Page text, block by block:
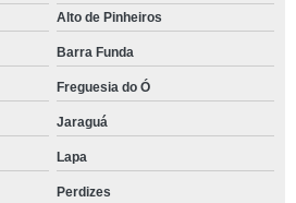
Alto de Pinheiros
Barra Funda
Freguesia do Ó
Jaraguá
Lapa
Perdizes